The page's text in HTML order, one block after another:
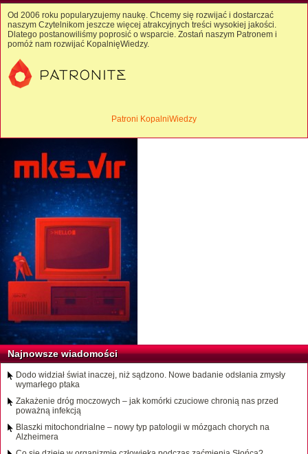
Od 2006 roku popularyzujemy naukę. Chcemy się rozwijać i dostarczać
naszym Czytelnikom jeszcze więcej atrakcyjnych treści wysokiej jakości.
Dlatego postanowiliśmy poprosić o wsparcie. Zostań naszym Patronem i
pomóż nam rozwijać KopalnięWiedzy.
Patroni KopalniWiedzy
Najnowsze wiadomości
Dodo widział świat inaczej, niż sądzono. Nowe badanie odsłania zmysły
wymarłego ptaka
Zakażenie dróg moczowych – jak komórki czuciowe chronią nas przed
poważną infekcją
Blaszki mitochondrialne – nowy typ patologii w mózgach chorych na
Alzheimera